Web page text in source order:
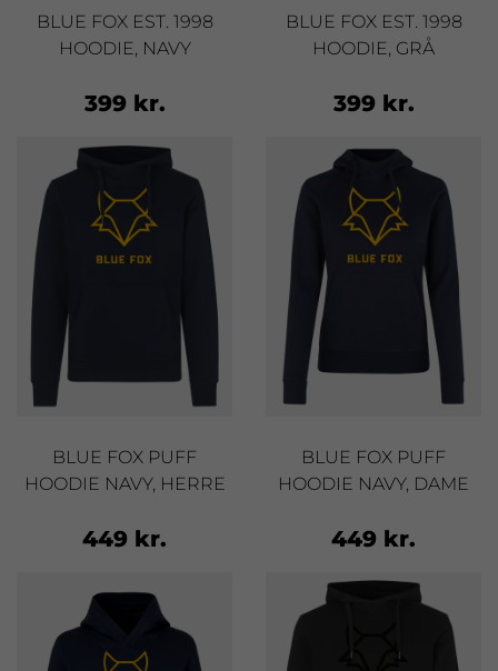
BLUE FOX EST. 1998
HOODIE, NAVY
399 kr.
BLUE FOX EST. 1998
HOODIE, GRÅ
399 kr.
BLUE FOX PUFF
HOODIE NAVY, HERRE
449 kr.
BLUE FOX PUFF
HOODIE NAVY, DAME
449 kr.